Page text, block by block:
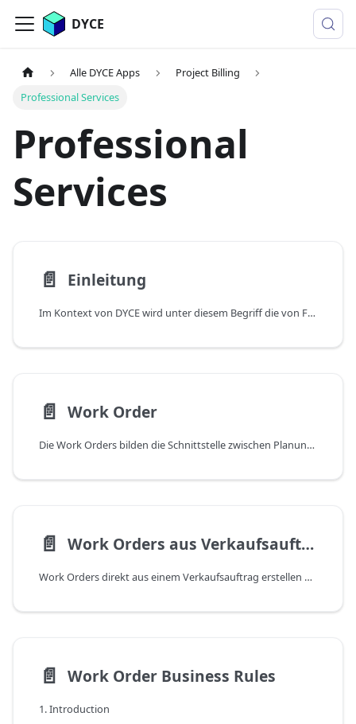
DYCE
Alle DYCE Apps
Project Billing
Professional Services
Professional
Services
📄️ Einleitung
Im Kontext von DYCE wird unter diesem Begriff die von Fachleuten oder Experten in einem bestimmten Bereich erbrachten Tätigkeiten verstanden.
📄️ Work Order
Die Work Orders bilden die Schnittstelle zwischen Planung, Projektmanagement und Abrechnung von Dienstleistungen. Sie ermöglichen das detaillierte Arbeiten in Business Central und die nahtlose Integration komplexer, hierarchischer Aufgabenstrukturen (wie Atlassian Jira und Azure DevOps) in eine präzise und kundenfreundliche Rechnungsstellung.
📄️ Work Orders aus Verkaufsaufträgen erstellen
Work Orders direkt aus einem Verkaufsauftrag erstellen und verknüpfen in DYCE Project Billing
📄️ Work Order Business Rules
1. Introduction